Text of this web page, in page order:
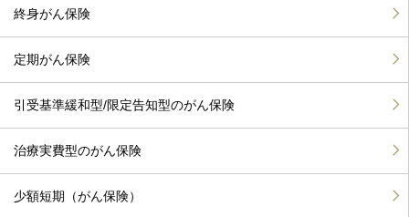
終身がん保険
定期がん保険
引受基準緩和型/限定告知型のがん保険
治療実費型のがん保険
少額短期（がん保険）